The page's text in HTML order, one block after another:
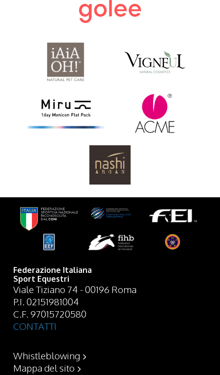
Federazione Italiana
Sport Equestri
Viale Tiziano 74 - 00196 Roma
P.I. 02151981004
C.F. 97015720580
CONTATTI
Whistleblowing
Mappa del sito